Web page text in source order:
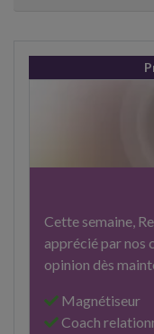
Cette semaine,
apprécié par nos
opinion dès
Magnétiseur
Coach